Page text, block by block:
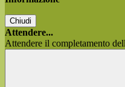
Chiudi
Attendere...
Attendere il completamento